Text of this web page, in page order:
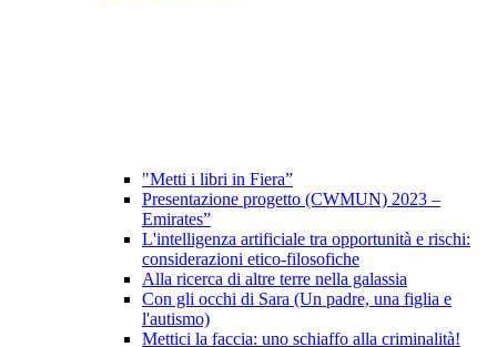
"Metti i libri in Fiera”
Presentazione progetto (CWMUN) 2023 –
Emirates”
L'intelligenza artificiale tra opportunità e rischi:
considerazioni etico-filosofiche
Alla ricerca di altre terre nella galassia
Con gli occhi di Sara (Un padre, una figlia e
l'autismo)
Mettici la faccia: uno schiaffo alla criminalità!